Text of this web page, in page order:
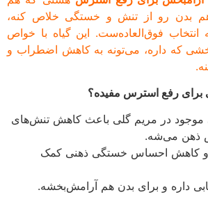
رو از تنش و خستگی خلاص کنه،
فوق‌العاده‌ست. این گیاه با خواص
که داره، می‌تونه به کاهش اضطراب و
رفع استرس مفیده؟
در مریم گلی باعث کاهش تنش‌های
می‌شه.
کاهش احساس خستگی ذهنی کمک
و برای بدن هم آرامش‌بخشه.